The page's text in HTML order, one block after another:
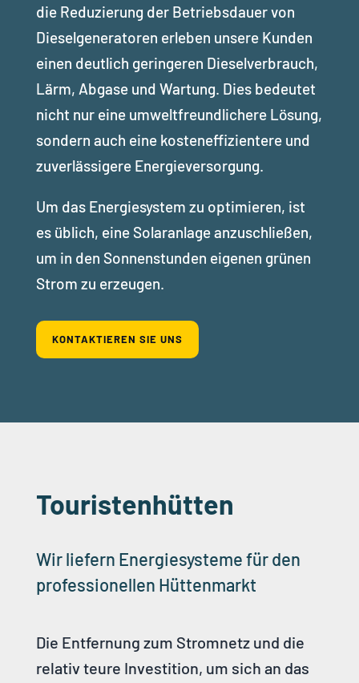
die Reduzierung der Betriebsdauer von
Dieselgeneratoren erleben unsere Kunden
einen deutlich geringeren Dieselverbrauch,
Lärm, Abgase und Wartung. Dies bedeutet
nicht nur eine umweltfreundlichere Lösung,
sondern auch eine kosteneffizientere und
zuverlässigere Energieversorgung.
Um das Energiesystem zu optimieren, ist
es üblich, eine Solaranlage anzuschließen,
um in den Sonnenstunden eigenen grünen
Strom zu erzeugen.
KONTAKTIEREN SIE UNS
Touristenhütten
Wir liefern Energiesysteme für den
professionellen Hüttenmarkt
Die Entfernung zum Stromnetz und die
relativ teure Investition, um sich an das